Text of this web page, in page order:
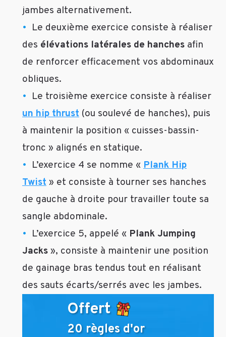
jambes alternativement.
Le deuxième exercice consiste à réaliser
des élévations latérales de hanches afin
de renforcer efficacement vos abdominaux
obliques.
Le troisième exercice consiste à réaliser
un hip thrust (ou soulevé de hanches), puis
à maintenir la position « cuisses-bassin-
tronc » alignés en statique.
L’exercice 4 se nomme « Plank Hip
Twist » et consiste à tourner ses hanches
de gauche à droite pour travailler toute sa
sangle abdominale.
L’exercice 5, appelé « Plank Jumping
Jacks », consiste à maintenir une position
de gainage bras tendus tout en réalisant
des sauts écarts/serrés avec les jambes.
Offert
20 règles d'or
également)
vous
aller
pouvoir
prendre
muscle.
De
côté
n’y
malheureusement
pas
miracle,
hormis
chirurgie